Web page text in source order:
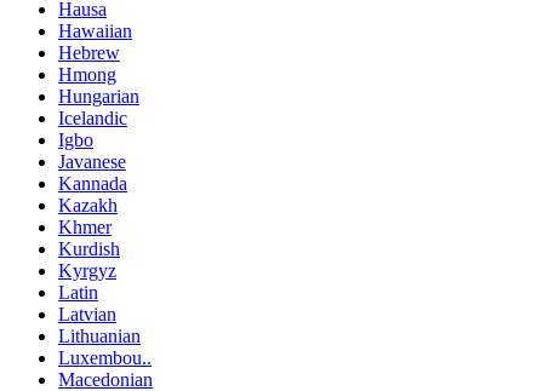
Hausa
Hawaiian
Hebrew
Hmong
Hungarian
Icelandic
Igbo
Javanese
Kannada
Kazakh
Khmer
Kurdish
Kyrgyz
Latin
Latvian
Lithuanian
Luxembou..
Macedonian